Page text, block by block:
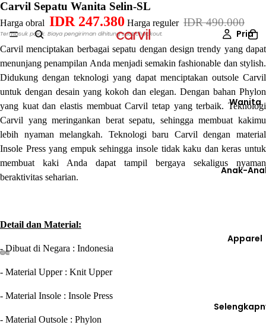
Pria
Wanita
Anak-
Apparel
Carvil Sepatu Wanita Selin-SL
Harga obral IDR 247.380 Harga reguler IDR 490.000
Termasuk pajak. Biaya pengiriman dihitung saat checkout.
Carvil menciptakan berbagai sepatu dengan design trendy yang dapat
menunjang penampilan Anda menjadi semakin fashionable dan stylish.
Didukung dengan teknologi yang dapat menciptakan outsole Carvil
untuk dengan desain yang kokoh dan elegan. Dengan bahan Phylon
yang kuat dan elastis membuat Carvil tetap yang terbaik. Teknologi
Carvil yang meringankan berat sepatu, sehingga membuat kakimu
lebih nyaman melangkah. Teknologi baru Carvil dengan material
Insole Press yang empuk sehingga insole tidak kaku dan keras untuk
membuat kaki Anda dapat tampil bergaya sekaligus nyaman
beraktivitas seharian.
Detail dan Material:
- Dibuat di Negara : Indonesia
- Material Upper : Knit Upper
- Material Insole : Insole Press
- Material Outsole : Phylon